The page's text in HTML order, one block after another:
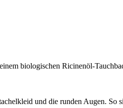
biologischen Ricinenöl-
und die runden Augen.